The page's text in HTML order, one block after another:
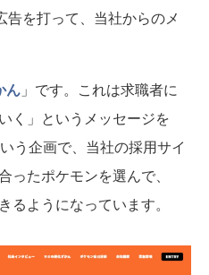
を打って、当社からのメ
ん 」です。これは求職者に
く」というメッセージを
う企画で、当社の採用サイ
ったポケモンを選んで、
るようになっています。